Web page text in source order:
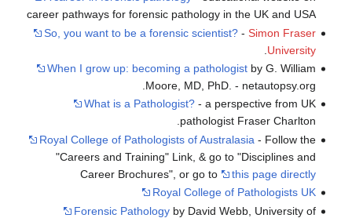
career pathways for forensic pathology in the UK and USA
So, you want to be a forensic scientist?- Simon Fraser
University
When I grow up: becoming a pathologistby G. William
Moore, MD, PhD. - netautopsy.org.
What is a Pathologist?- a perspective from UK
pathologist Fraser Charlton.
Royal College of Pathologists of Australasia - Follow the
"Careers and Training" Link, & go to "Disciplines and
Career Brochures", or go to
this page directly
Royal College of Pathologists UK
Forensic Pathologyby David Webb, University of